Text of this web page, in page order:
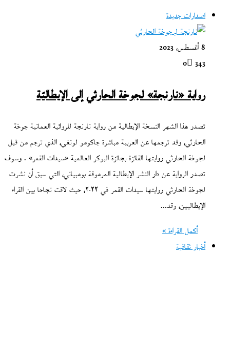
اصدارات جديدة
8 أغسطس، 2023
0 343
رواية «نارنجة» لجوخة الحارثي إلى الإيطاليّة
تصدر هذا الشهر النسخة الإيطالية من رواية نارنجة للروائية العمانية جوخة
الحارثي، وقد ترجمها عن العربية مباشرة جاكومو لونغي، الذي ترجم من قبل
لجوخة الحارثي روايتها الفائزة بجائزة البوكر العالمية «سيدات القمر» . وسوف
تصدر الرواية عن دار النشر الإيطالية المرموقة بومبياني، التي سبق أن نشرت
لجوخة الحارثي روايتها سيدات القمر في ٢٠٢٢، حيث لاقت نجاحا بين القراء
الإيطاليين، وقد…
أكمل القراءة »
أخبار ثقافية